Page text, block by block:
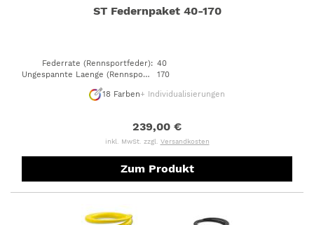
ST Federnpaket 40-170
Federrate (Rennsportfeder): 40
Ungespannte Laenge (Rennsportfeder)
170
18 Farben+ Individualisierungen
239,00 €
inkl. MwSt. zzgl. Versandkosten
Zum Produkt